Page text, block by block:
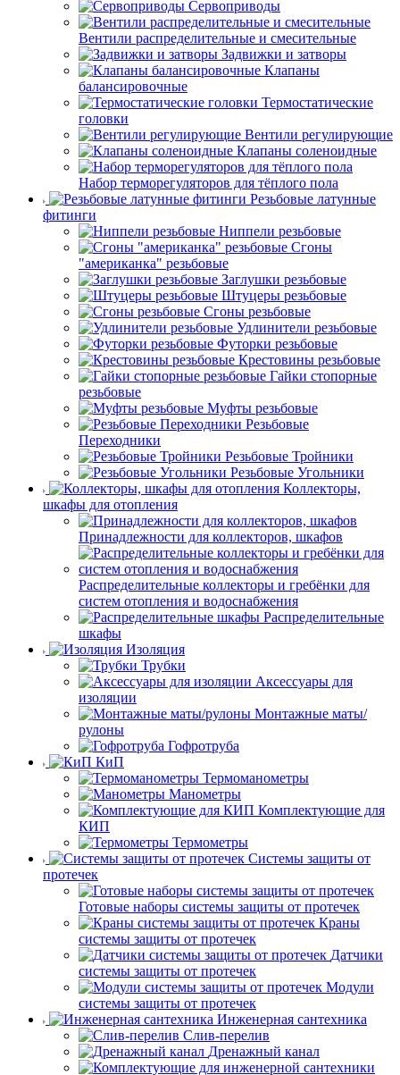
Сервоприводы
Вентили распределительные и смесительные
Задвижки и затворы
Клапаны
балансировочные
Термостатические
головки
Вентили регулирующие
Клапаны соленоидные
Набор терморегуляторов для тёплого пола
Резьбовые латунные
фитинги
Ниппели резьбовые
Сгоны
"американка" резьбовые
Заглушки резьбовые
Штуцеры резьбовые
Сгоны резьбовые
Удлинители резьбовые
Футорки резьбовые
Крестовины резьбовые
Гайки стопорные
резьбовые
Муфты резьбовые
Резьбовые
Переходники
Резьбовые Тройники
Резьбовые Угольники
Коллекторы,
шкафы для отопления
Принадлежности для коллекторов, шкафов
Распределительные коллекторы и гребёнки для
систем отопления и водоснабжения
Распределительные
шкафы
Изоляция
Трубки
Аксессуары для
изоляции
Монтажные маты/
рулоны
Гофротруба
КиП
Термоманометры
Манометры
Комплектующие для
КИП
Термометры
Системы защиты от
протечек
Готовые наборы системы защиты от протечек
Краны
системы защиты от протечек
Датчики
системы защиты от протечек
Модули
системы защиты от протечек
Инженерная сантехника
Слив-перелив
Дренажный канал